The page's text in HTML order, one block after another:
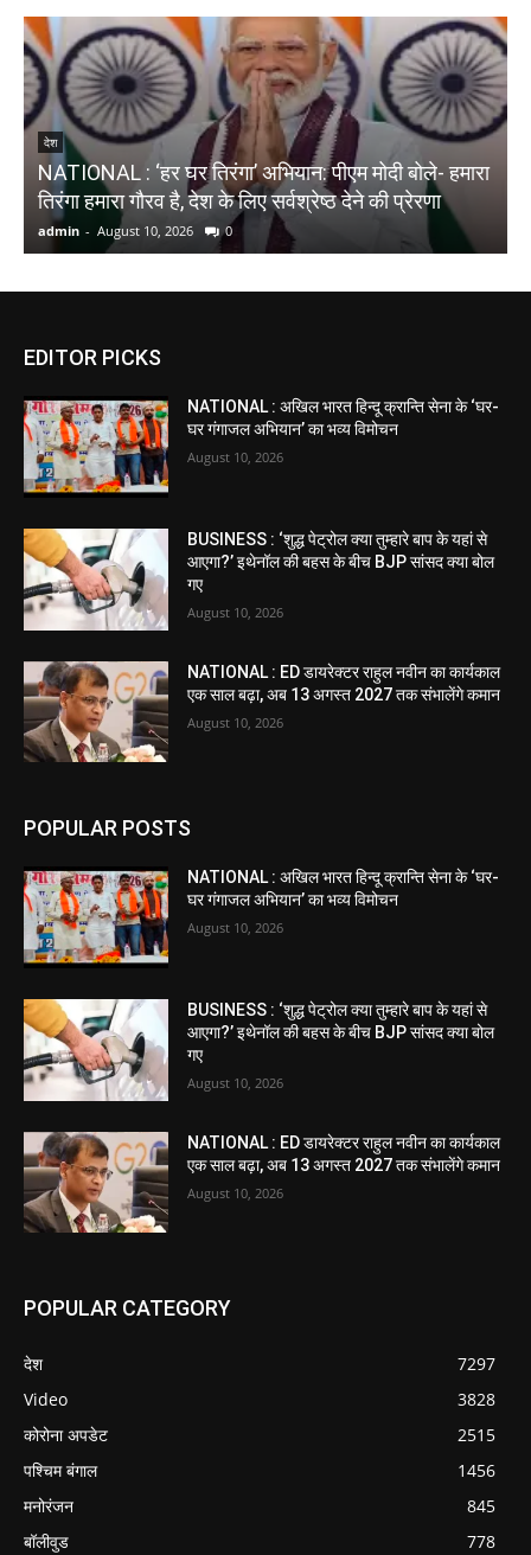
देश
NATIONAL : ‘हर घर तिरंगा’ अभियान: पीएम मोदी बोले- हमारा
तिरंगा हमारा गौरव है, देश के लिए सर्वश्रेष्ठ देने की प्रेरणा
admin - August 10, 2026 0
EDITOR PICKS
NATIONAL : अखिल भारत हिन्दू क्रान्ति सेना के ‘घर-
घर गंगाजल अभियान’ का भव्य विमोचन
August 10, 2026
BUSINESS : ‘शुद्ध पेट्रोल क्या तुम्हारे बाप के यहां से
आएगा?’ इथेनॉल की बहस के बीच BJP सांसद क्या बोल
गए
August 10, 2026
NATIONAL : ED डायरेक्टर राहुल नवीन का कार्यकाल
एक साल बढ़ा, अब 13 अगस्त 2027 तक संभालेंगे कमान
August 10, 2026
POPULAR POSTS
NATIONAL : अखिल भारत हिन्दू क्रान्ति सेना के ‘घर-
घर गंगाजल अभियान’ का भव्य विमोचन
August 10, 2026
BUSINESS : ‘शुद्ध पेट्रोल क्या तुम्हारे बाप के यहां से
आएगा?’ इथेनॉल की बहस के बीच BJP सांसद क्या बोल
गए
August 10, 2026
NATIONAL : ED डायरेक्टर राहुल नवीन का कार्यकाल
एक साल बढ़ा, अब 13 अगस्त 2027 तक संभालेंगे कमान
August 10, 2026
POPULAR CATEGORY
देश
7297
Video
3828
कोरोना अपडेट
2515
पश्चिम बंगाल
1456
मनोरंजन
845
बॉलीवुड
778